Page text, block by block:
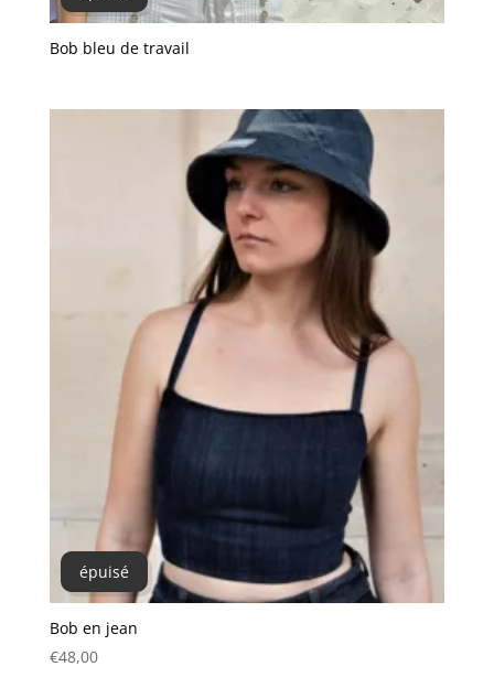
Bob bleu de travail
épuisé
Bob en jean
€48,00